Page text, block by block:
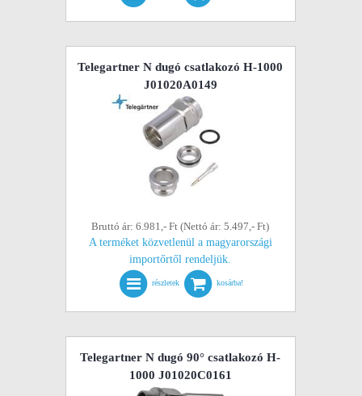
Telegartner N dugó csatlakozó H-1000
J01020A0149
Bruttó ár: 6.981,- Ft (Nettó ár: 5.497,- Ft)
A terméket közvetlenül a magyarországi
importőrtől rendeljük.
részletek kosárba!
Telegartner N dugó 90° csatlakozó H-
1000 J01020C0161